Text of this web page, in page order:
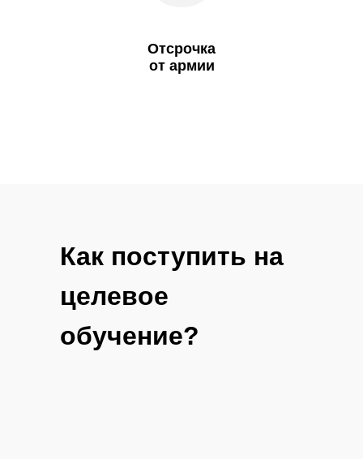
Отсрочка
от армии
Как поступить на
целевое
обучение?